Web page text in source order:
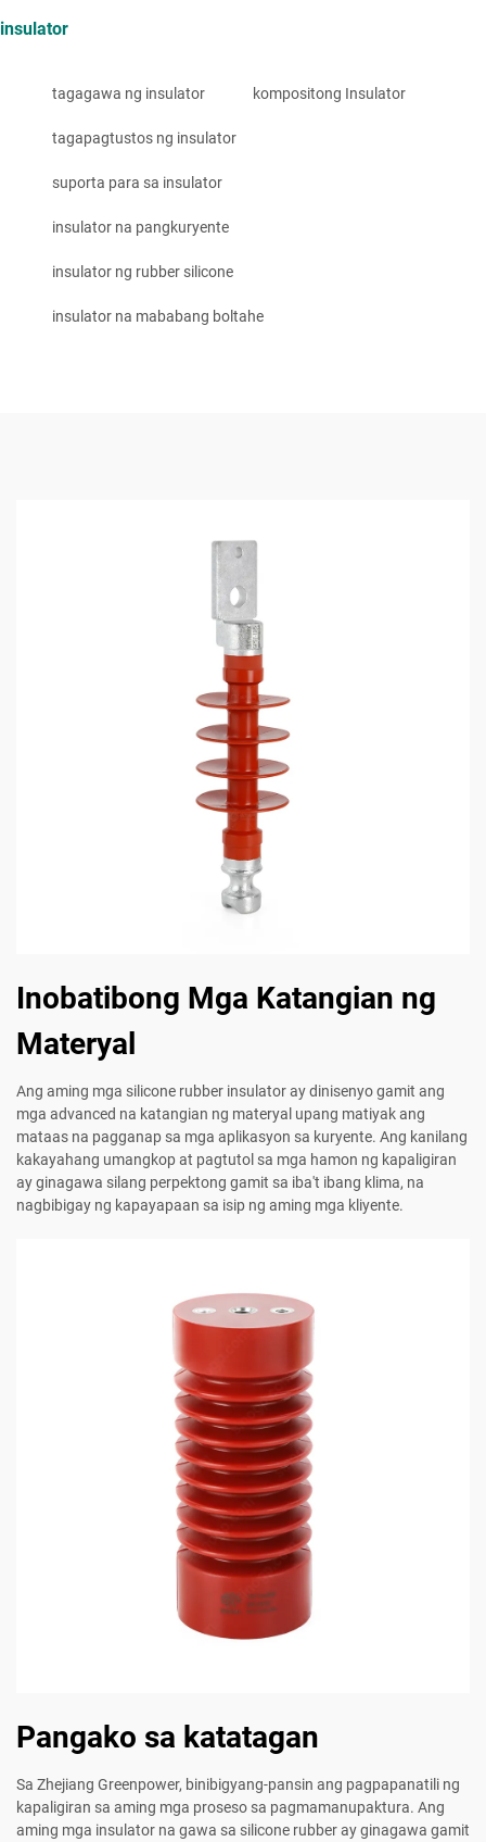
insulator
tagagawa ng insulator kompositong Insulator
tagapagtustos ng insulator
suporta para sa insulator
insulator na pangkuryente
insulator ng rubber silicone
insulator na mababang boltahe
Inobatibong Mga Katangian ng
Materyal
Ang aming mga silicone rubber insulator ay dinisenyo gamit ang
mga advanced na katangian ng materyal upang matiyak ang
mataas na pagganap sa mga aplikasyon sa kuryente. Ang kanilang
kakayahang umangkop at pagtutol sa mga hamon ng kapaligiran
ay ginagawa silang perpektong gamit sa iba't ibang klima, na
nagbibigay ng kapayapaan sa isip ng aming mga kliyente.
Pangako sa katatagan
Sa Zhejiang Greenpower, binibigyang-pansin ang pagpapanatili ng
kapaligiran sa aming mga proseso sa pagmamanupaktura. Ang
aming mga insulator na gawa sa silicone rubber ay ginagawa gamit